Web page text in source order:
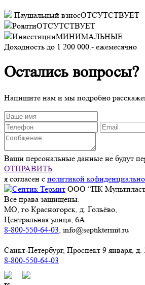
Паушальный взносОТСУТСТВУЕТ
РоялтиОТСУТСТВУЕТ
ИнвестицииМИНИМАЛЬНЫЕ
Доходность до 1 200 000.- ежемесячно
Остались вопросы?
Напишите нам и мы подробно
Ваши персональные данные не будут
ОТПРАВИТЬ
я согласен с политикой
ООО “ПК
Все права защищены.
МО, го Красногорск, д. Гольёво,
Центральная улица, 6А
8-800-550-64-03, info@septiktermit.ru
Санкт-Петербург, Проспект 9 января, д.
8-800-550-64-03